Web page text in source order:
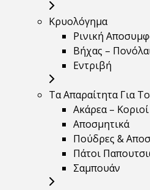
Κρυολόγημα
Ρινική
Βήχας –
Εντριβή
Τα Απαραίτητα Για
Ακάρεα – Κοριοί
Αποσμητικά
Πούδρες &
Πάτοι
Σαμπουάν